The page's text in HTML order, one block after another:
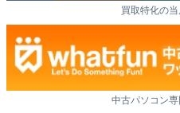
買取特化の
中古パソコン